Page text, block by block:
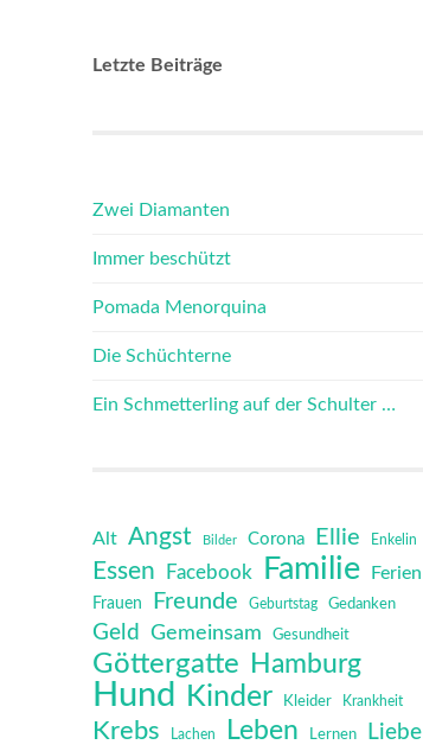
Letzte Beiträge
Zwei Diamanten
Immer beschützt
Pomada Menorquina
Die Schüchterne
Ein Schmetterling auf der Schulter …
Alt Angst Bilder Corona Ellie Enkelin
Essen Facebook Familie Ferien
Frauen Freunde Geburtstag Gedanken
Geld Gemeinsam Gesundheit
Göttergatte Hamburg
Hund Kinder Kleider Krankheit
Krebs Lachen Leben Lernen Liebe